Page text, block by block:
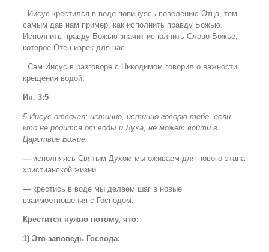
Иисус крестился в воде повинуясь повелению Отца, тем
самым дав нам пример, как исполнить правду Божью.
Исполнить правду Божью значит исполнить Слово Божье,
которое Отец изрёк для нас.
Сам Иисус в разговоре с Никодимом говорил о важности
крещения водой.
Ин. 3:5
5 Иисус отвечал: истинно, истинно говорю тебе, если
кто не родится от воды и Духа, не может войти в
Царствие Божие.
— исполняясь Святым Духом мы оживаем для нового этапа
христианской жизни.
— крестись в воде мы делаем шаг в новые
взаимоотношения с Господом.
Крестится нужно потому, что:
1) Это заповедь Господа;